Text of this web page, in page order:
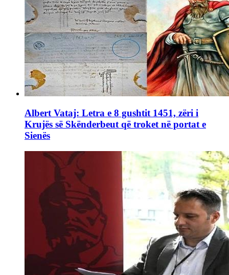
Albert Vataj: Letra e 8 gushtit 1451, zëri i
Krujës së Skënderbeut që troket në portat e
Sienës